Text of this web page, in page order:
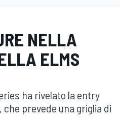
NELLA
ELMS
ha rivelato la entry
prevede una griglia di